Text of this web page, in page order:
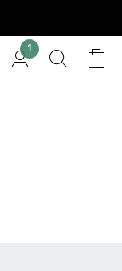
1